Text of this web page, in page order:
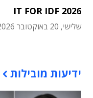
IT FOR IDF 2026
שלישי, 20 באוקטובר 2026
ידיעות מובילות